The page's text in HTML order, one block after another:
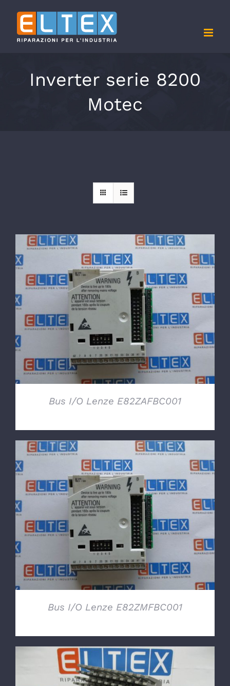
contenuto
Inverter serie 8200
Motec
DETTAGLI
Bus I/O Lenze E82ZAFBC001
DETTAGLI
Bus I/O Lenze E82ZMFBC001